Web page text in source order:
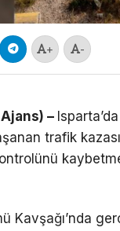
+ -
Ajans) –
trafik
Kavşağı’nda